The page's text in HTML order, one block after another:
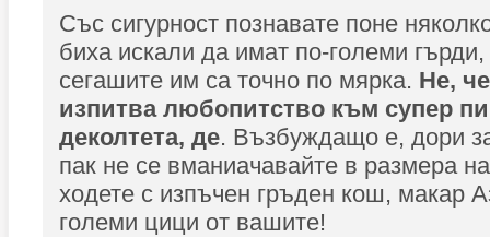
Със сигурност познавате поне
биха искали да имат по-големи
сегашите им са точно по мярка. Не,
изпитва любопитство към супер
деколтета, де. Възбуждащо е, дори
пак не се вманиачавайте в размера
ходете с изпъчен гръден кош, макар
големи цици от вашите!